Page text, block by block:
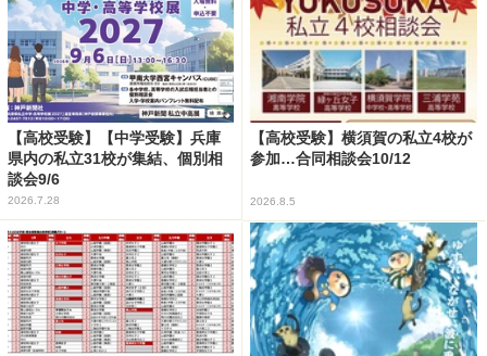
【高校受験】【中学受験】兵庫
県内の私立31校が集結、個別相
談会9/6
2026.7.28
【高校受験】横須賀の私立4校が
参加…合同相談会10/12
2026.8.5